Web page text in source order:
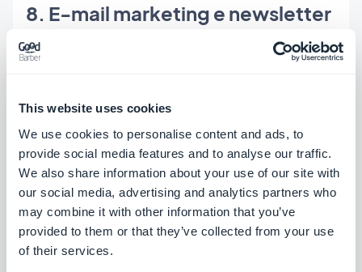
This website uses cookies
We use cookies to personalise content and ads, to
provide social media features and to analyse our traffic.
We also share information about your use of our site with
our social media, advertising and analytics partners who
may combine it with other information that you’ve
provided to them or that they’ve collected from your use
of their services.
8. E-mail marketing e newsletter
aziendali
clienti, potresti ad esempio far loro sapere che hai
una nuova applicazione. L’utilizzo di strumenti
come l’e-mail marketing o la tua newsletter
aziendale é una strategia a buon mercato può darti
dei feedback molto interessanti.